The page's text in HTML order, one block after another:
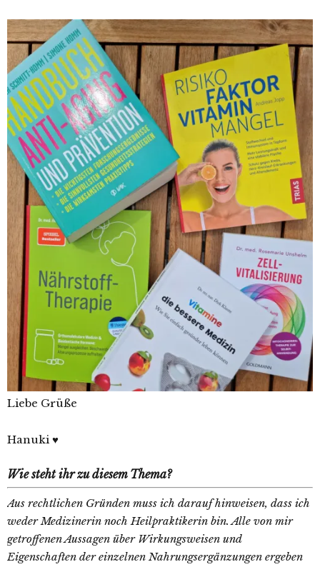
Liebe Grüße
Hanuki ♥
Wie steht ihr zu diesem Thema?
Aus rechtlichen Gründen muss ich darauf hinweisen, dass ich
weder Medizinerin noch Heilpraktikerin bin. Alle von mir
getroffenen Aussagen über Wirkungsweisen und
Eigenschaften der einzelnen Nahrungsergänzungen ergeben